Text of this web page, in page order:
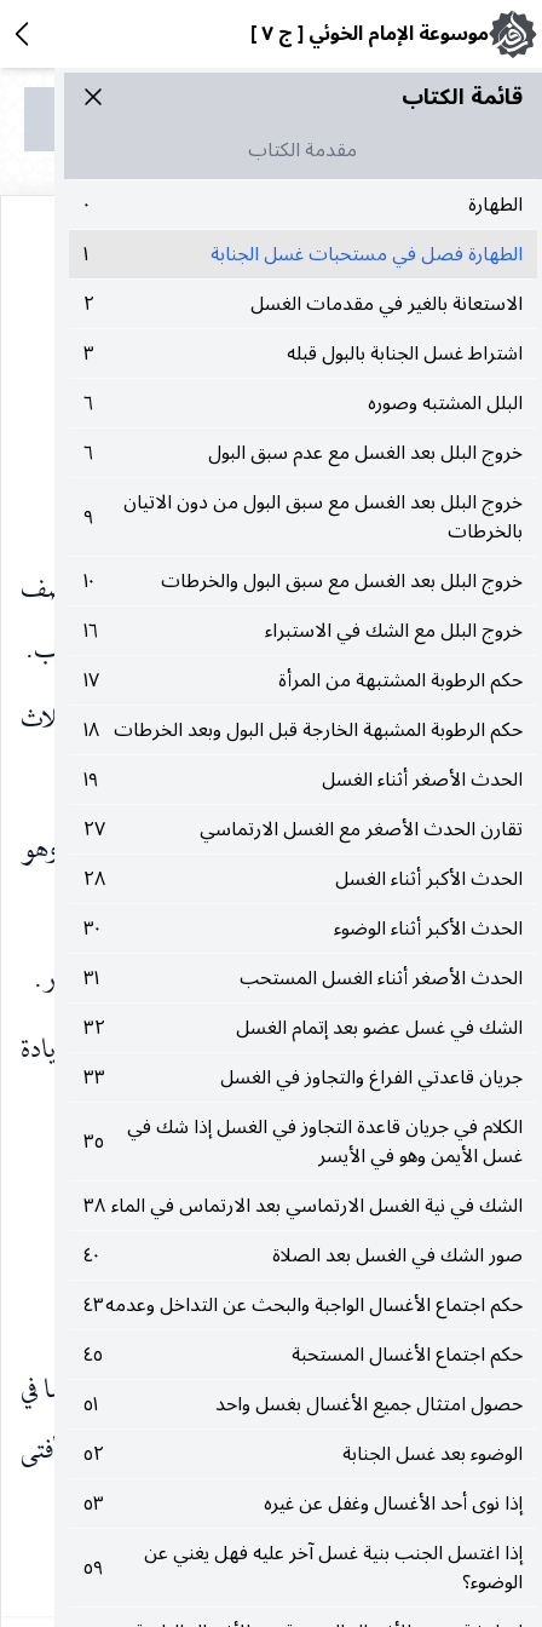
موسوعة الإمام الخوئي [ ج ٧ ]
قائمة الکتاب
مقدمة الكتاب
الطهارة
٠
الطهارة فصل في مستحبات غسل الجنابة
١
الاستعانة بالغير في مقدمات الغسل
٢
اشتراط غسل الجنابة بالبول قبله
٣
البلل المشتبه وصوره
٦
خروج البلل بعد الغسل مع عدم سبق البول
٦
خروج البلل بعد الغسل مع سبق البول من دون الاتيان
بالخرطات
٩
خروج البلل بعد الغسل مع سبق البول والخرطات
١٠
خروج البلل مع الشك في الاستبراء
١٦
حكم الرطوبة المشتبهة من المرأة
١٧
حكم الرطوبة المشبهة الخارجة قبل البول وبعد الخرطات ١٨
الحدث الأصغر أثناء الغسل
١٩
تقارن الحدث الأصغر مع الغسل الارتماسي
٢٧
الحدث الأكبر أثناء الغسل
٢٨
الحدث الأكبر أثناء الوضوء
٣٠
الحدث الأصغر أثناء الغسل المستحب
٣١
الشك في غسل عضو بعد إتمام الغسل
٣٢
جريان قاعدتي الفراغ والتجاوز في الغسل
٣٣
الكلام في جريان قاعدة التجاوز في الغسل إذا شك في
غسل الأيمن وهو في الأيسر
٣٥
الشك في نية الغسل الارتماسي بعد الارتماس في الماء٣٨
صور الشك في الغسل بعد الصلاة
٤٠
حكم اجتماع الأغسال الواجبة والبحث عن التداخل وعدمه٤٣
حكم اجتماع الأغسال المستحبة
٤٥
حصول امتثال جميع الأغسال بغسل واحد
٥١
الوضوء بعد غسل الجنابة
٥٢
إذا نوى أحد الأغسال وغفل عن غيره
٥٣
إذا اغتسل الجنب بنية غسل آخر عليه فهل يغني عن
الوضوء؟
٥٩
فصل
في مستحبّات غسل الجنابة
وهي أُمور :
أحدها : الاستبراء من المني بالبول قبل الغسل.
الثّاني : غَسل اليدين ثلاثاً إلى المرفقين أو إلى نصف
الذراع أو إلى الزَّندين من غير فرق بين الارتماس والتّرتيب.
الثّالث : المضمضة والاستنشاق بعد غَسل اليدين ثلاث
مرّات ، ويكفي مرّة أيضاً.
الرّابع : أن يكون ماؤه في التّرتيبي بمقدار صاع ، وهو
ستمائة وأربعة عشر مثقالاً وربع مثقال.
الخامس : إمرار اليد على الأعضاء لزيادة الاستظهار.
السّادس : تخليل الحاجب غير المانع لزيادة
الاستظهار.
السّابع : غسل كلّ من الأعضاء الثّلاثة ثلاثاً.
ــــــــــــــــــــــــــــــــــــــ
فصل : في مستحبّات غسل الجنابة
قد تعرّض لجملة من الأُمور الّتي قالوا باستحبابها في
غسل الجنابة إلاّ أنّ بعضها لم يرد فيه رواية ، وإنما أفتى
بعض الأصحاب باستحبابه ، وهو يبتني على‌
١